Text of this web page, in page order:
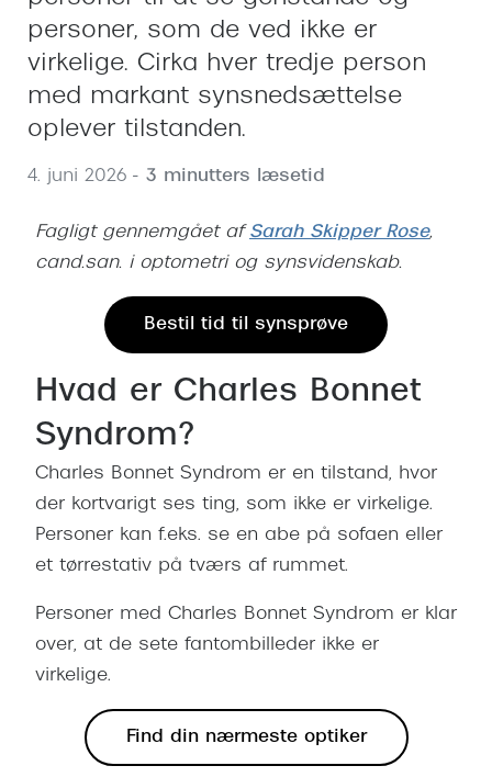
Få tjekket dit syn
Synsprøve med sundhedstjek
Test dit behov for abonnement
SynsJournal
Forskning i øjensygdomme
Brillemode 2026
Brilleglas og priser
Bedste brilleglas
Nikon brilleglas
Transitions®
Stellest® til børn
Form og farve
Briller til øjne, næse, bryn og kinder
Ray-Ban
Persol
Ray-Ban
Armani
personer, som de ved ikke er
virkelige. Cirka hver tredje person
med markant synsnedsættelse
oplever tilstanden.
4. juni 2026 - 3 minutters læsetid
Fagligt gennemgået af Sarah Skipper Rose,
cand.san. i optometri og synsvidenskab.
Bestil tid til synsprøve
Hvad er Charles Bonnet
Syndrom?
Charles Bonnet Syndrom er en tilstand, hvor
der kortvarigt ses ting, som ikke er virkelige.
Personer kan f.eks. se en abe på sofaen eller
et tørrestativ på tværs af rummet.
Personer med Charles Bonnet Syndrom er klar
over, at de sete fantombilleder ikke er
virkelige.
Find din nærmeste optiker